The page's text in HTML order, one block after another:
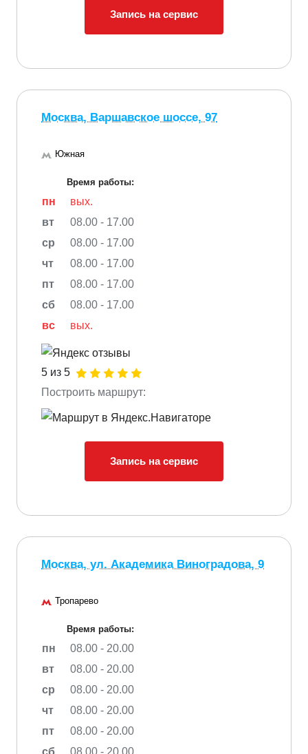
Запись на сервис
Москва, Варшавское шоссе, 97
Южная
Время работы:
пн
вых.
вт
08.00 - 17.00
ср
08.00 - 17.00
чт
08.00 - 17.00
пт
08.00 - 17.00
сб
08.00 - 17.00
вс
вых.
5 из 5
Построить маршрут:
Запись на сервис
Москва, ул. Академика Виноградова, 9
Тропарево
Время работы:
пн
08.00 - 20.00
вт
08.00 - 20.00
ср
08.00 - 20.00
чт
08.00 - 20.00
пт
08.00 - 20.00
сб
08.00 - 20.00